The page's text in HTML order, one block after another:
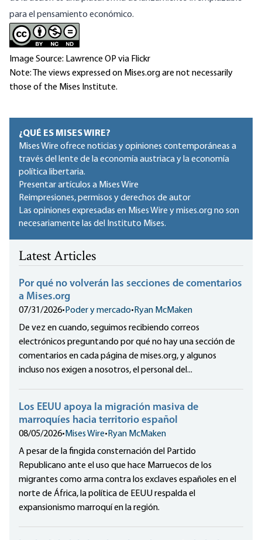
para el pensamiento económico.
Image Source: Lawrence OP via Flickr
Note: The views expressed on Mises.org are not necessarily
those of the Mises Institute.
¿QUÉ ES MISES WIRE?
Mises Wire ofrece noticias y opiniones contemporáneas a
través del lente de la economía austriaca y la economía
política libertaria.
Presentar artículos a Mises Wire
Reimpresiones, permisos y derechos de autor
Las opiniones expresadas en Mises Wire y mises.org no son
necesariamente las del Instituto Mises.
Latest Articles
Por qué no volverán las secciones de comentarios
a Mises.org
07/31/2026• Poder y mercado• Ryan McMaken
De vez en cuando, seguimos recibiendo correos
electrónicos preguntando por qué no hay una sección de
comentarios en cada página de mises.org, y algunos
incluso nos exigen a nosotros, el personal del...
Los EEUU apoya la migración masiva de
marroquíes hacia territorio español
08/05/2026• Mises Wire• Ryan McMaken
A pesar de la fingida consternación del Partido
Republicano ante el uso que hace Marruecos de los
migrantes como arma contra los exclaves españoles en el
norte de África, la política de EEUU respalda el
expansionismo marroquí en la región.